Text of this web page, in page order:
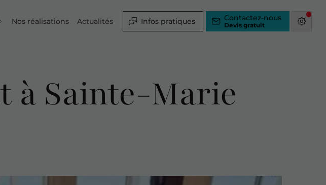
Nos réalisations Actualités Infos pratiques Contactez-nous
à Sainte-Marie